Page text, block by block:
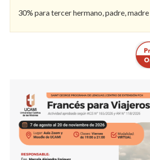
30% para tercer hermano, padre,